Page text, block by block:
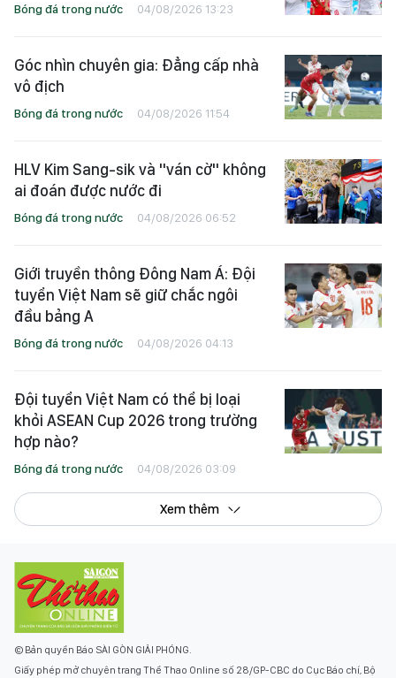
Bóng đá trong nước 04/08/2026 13:23
Góc nhìn chuyên gia: Đẳng cấp nhà
vô địch
Bóng đá trong nước 04/08/2026 11:54
HLV Kim Sang-sik và "ván cờ" không
ai đoán được nước đi
Bóng đá trong nước 04/08/2026 06:52
Giới truyền thông Đông Nam Á: Đội
tuyển Việt Nam sẽ giữ chắc ngôi
đầu bảng A
Bóng đá trong nước 04/08/2026 04:13
Đội tuyển Việt Nam có thể bị loại
khỏi ASEAN Cup 2026 trong trường
hợp nào?
Bóng đá trong nước 04/08/2026 03:09
Xem thêm
© Bản quyền Báo SÀI GÒN GIẢI PHÓNG.
Giấy phép mở chuyên trang Thể Thao Online số 28/GP-CBC do Cục Báo chí, Bộ